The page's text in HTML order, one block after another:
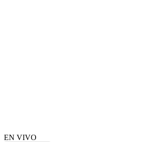
EN VIVO